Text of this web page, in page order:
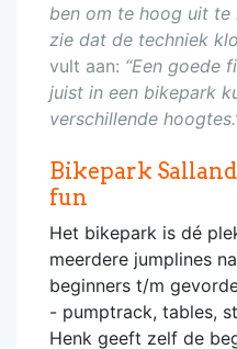
ben om te hoog uit te
zie dat de techniek
vult aan: “Een goede
juist in een bikepark
verschillende
Bikepark
fun
Het bikepark is dé
meerdere jumplines
beginners t/m
- pumptrack, tables,
Henk geeft zelf de